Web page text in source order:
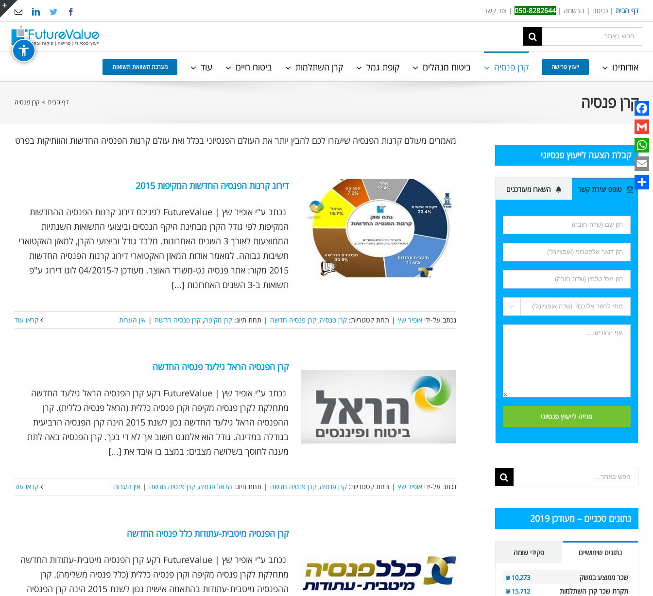
Skip
to
content
דף הבית | כניסה | הרשמה |
050-8282644
| צור קשר Facebook
Twitter
LinkedIn
תוצאות
החיפוש
עבור:
אודותינו ייעוץ פרישה קרן פנסיה ביטוח מנהלים קופת גמל קרן השתלמות ביטוח חיים עוד מערכת השוואת תשואות
קרן פנסיה דף הבית > קרן פנסיה
מאמרים מעולם קרנות הפנסיה שיעזרו לכם להבין יותר את העולם הפנסיוני בכלל ואת עולם קרנות הפנסיה החדשות והוותיקות בפרט
דירוג קרנות הפנסיה החדשות המקיפות 2015
נכתב ע"י אופיר שץ | FutureValue לפניכם דירוג קרנות הפנסיה ההחדשות
המקיפות לפי גודל הקרן מבחינת היקף הנכסים וביצועי התשואות השנתיות
הממוצעות לאורך 3 השנים האחרונות. מלבד גודל וביצועי הקרן, למאזן האקטוארי
חשיבות גבוהה. למאמר אודות המאזן האקטוארי דירוג קרנות הפנסיה החדשות
2015 מקור: אתר פנסיה נט-משרד האוצר. מעודכן ל-04/2015 לוגו דירוג ע"פ
תשואות ב-3 השנים האחרונות [...]
נכתב על-ידיאופיר שץ | תחת קטגוריות:קרן פנסיה,קרן פנסיה חדשה | תחת תיוג:קרן מקיפה,קרן פנסיה חדשה | אין הערות קראו עוד
קרן הפנסיה הראל גילעד פנסיה החדשה
נכתב ע"י אופיר שץ | FutureValue רקע קרן הפנסיה הראל גילעד החדשה
מתחלקת לקרן פנסיה מקיפה וקרן פנסיה כללית (הראל פנסיה כללית). קרן
ההפנסיה הראל גילעד החדשה נכון לשנת 2015 הינה קרן הפנסיה הרביעית
בגודלה במדינה. גודל הוא אלמנט חשוב אך לא די בכך. קרן הפנסיה באה לתת
מענה לחוסך בשלושה מצבים: במצב בו איבד את [...]
נכתב על-ידיאופיר שץ | תחת קטגוריות:קרן פנסיה,קרן פנסיה חדשה | תחת תיוג: הראל פנסיה,קרן פנסיה חדשה | אין הערות קראו עוד
קרן הפנסיה מיטבית-עתודות כלל פנסיה החדשה
נכתב ע"י אופיר שץ | FutureValue רקע קרן הפנסיה מיטבית-עתודות החדשה
מתחלקת לקרן פנסיה מקיפה וקרן פנסיה כללית (כלל פנסיה משלימה). קרן
ההפנסיה מיטבית-עתודות בהתאמה אישית נכון לשנת 2015 הינה קרן הפנסיה
קבלת הצעה לייעוץ פנסיוני
טופס יצירת קשר השארו מעודכנים

תוצאות
החיפוש
נתונים טכניים – מעודכן 2019
נתונים שימושיים פקידי שומה
שכר ממוצע במשק 10,273 ₪
תקרת שכר קרן השתלמות 15,712 ₪
Facebook
Gmail
WhatsApp
Email